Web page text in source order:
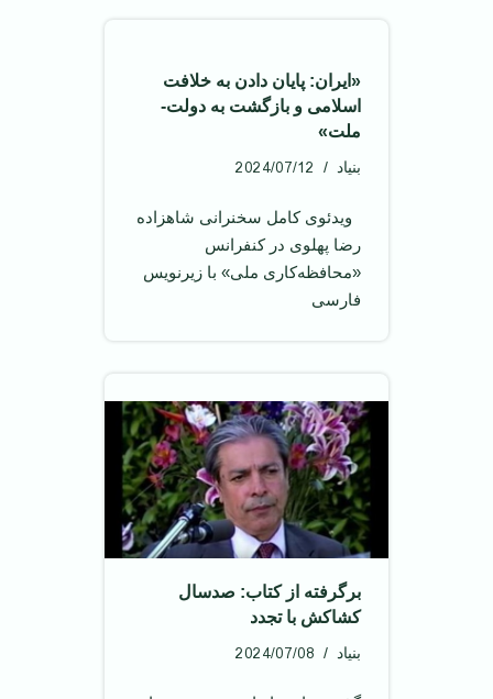
«ایران: پایان دادن به خلافت
اسلامی و بازگشت به دولت-
ملت»
بنیاد 2024/07/12
‌ ‌ ویدئوی کامل سخنرانی شاهزاده
رضا پهلوی در کنفرانس
«محافظه‌کاری ملی» با زیرنویس
فارسی
برگرفته از کتاب: صدسال
کشاکش با تجدد
بنیاد 2024/07/08